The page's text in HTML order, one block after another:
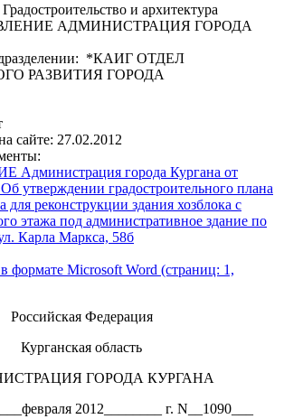
и архитектура
АДМИНИСТРАЦИЯ ГОРОДА
*КАИГ ОТДЕЛ
РАЗВИТИЯ ГОРОДА
сайте: 27.02.2012
города Кургана от
утверждении градостроительного плана
для реконструкции здания хозблока с
этажа под административное здание по
Карла Маркса, 58б
формате Microsoft Word (страниц: 1,
Российская Федерация
Курганская область
ГОРОДА КУРГАНА
2012________ г. N__1090___